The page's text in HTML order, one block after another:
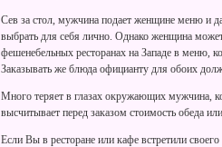
Сев за стол, мужчина подает женщине меню и
выбрать для себя лично. Однако женщина
фешенебельных ресторанах на Западе в меню,
Заказывать же блюда официанту для обоих
Много теряет в глазах окружающих мужчина,
высчитывает перед заказом стоимость обеда
Если Вы в ресторане или кафе встретили